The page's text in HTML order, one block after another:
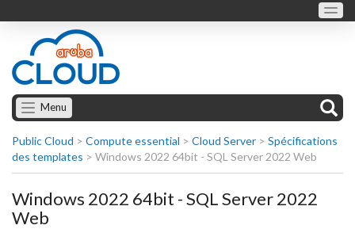
Menu
Public Cloud > Compute essential > Cloud Server > Spécifications
des templates > Windows 2022 64bit - SQL Server 2022 Web
Windows 2022 64bit - SQL Server 2022
Web